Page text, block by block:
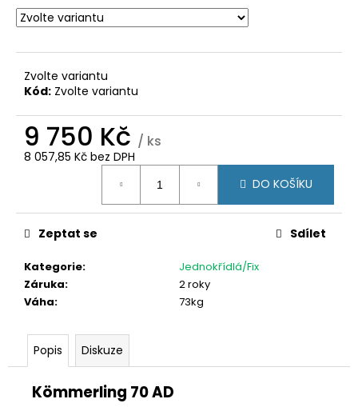
Zvolte variantu
Kód: Zvolte variantu
9 750 Kč / ks
8 057,85 Kč bez DPH
DO KOŠÍKU
Kategorie:
Jednokřídlá/Fix
Záruka:
2 roky
Váha: 73kg
Zeptat se Sdílet
Popis Diskuze
Kömmerling 70 AD
PLASTOVÉ
(900X1200MM)
BÍLÁ/BÍLÁ
TROJSKLO
KÖMMERLING
76
AD